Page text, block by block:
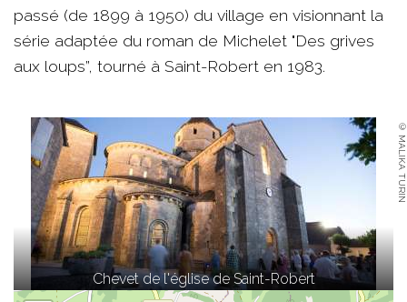
passé (de 1899 à 1950) du village en visionnant la
série adaptée du roman de Michelet "Des grives
aux loups”, tourné à Saint-Robert en 1983.
© MALIKA TURIN
Chevet de l'église de Saint-Robert